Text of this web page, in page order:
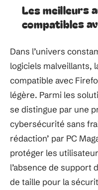
Les meilleurs
compatibles
Dans l’univers
logiciels malveillants,
compatible avec
légère. Parmi les
se distingue par une
cybersécurité sans
rédaction’ par PC
protéger les
l’absence de support
de taille pour la